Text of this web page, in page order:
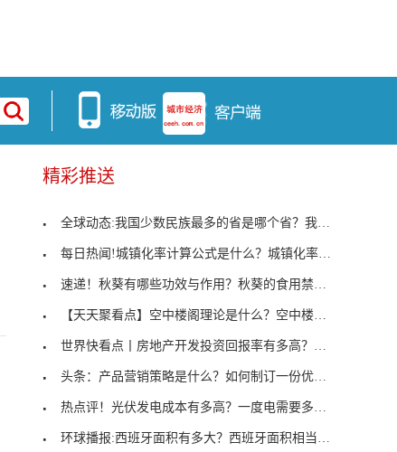
精彩推送
全球动态:我国少数民族最多的省是哪个省？我国少数
每日热闻!城镇化率计算公式是什么？城镇化率有什么
速递！秋葵有哪些功效与作用？秋葵的食用禁忌有哪些
【天天聚看点】空中楼阁理论是什么？空中楼阁理论在
世界快看点丨房地产开发投资回报率有多高？如何衡量
头条：产品营销策略是什么？如何制订一份优秀的产品
热点评！光伏发电成本有多高？一度电需要多少钱？
环球播报:西班牙面积有多大？西班牙面积相当于中国